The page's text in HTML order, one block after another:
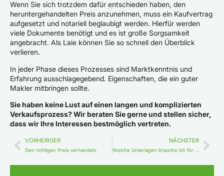
Wenn Sie sich trotzdem dafür entschieden haben, den
heruntergehandelten Preis anzunehmen, muss ein Kaufvertrag
aufgesetzt und notariell beglaubigt werden. Hierfür werden
viele Dokumente benötigt und es ist große Sorgsamkeit
angebracht. Als Laie können Sie so schnell den Überblick
verlieren.
In jeder Phase dieses Prozesses sind Marktkenntnis und
Erfahrung ausschlagegebend. Eigenschaften, die ein guter
Makler mitbringen sollte.
Sie haben keine Lust auf einen langen und komplizierten
Verkaufsprozess? Wir beraten Sie gerne und stellen sicher,
dass wir Ihre Interessen bestmöglich vertreten.
VORHERIGER
Den richtigen Preis verhandeln
NÄCHSTER